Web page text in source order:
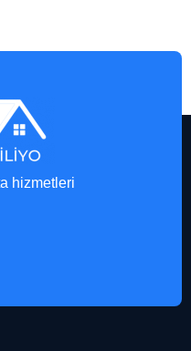
hizmetleri